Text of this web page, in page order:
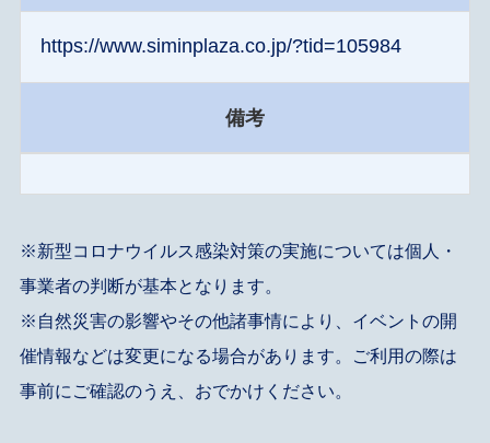
https://www.siminplaza.co.jp/?tid=105984
備考
※新型コロナウイルス感染対策の実施については個人・
事業者の判断が基本となります。
※自然災害の影響やその他諸事情により、イベントの開
催情報などは変更になる場合があります。ご利用の際は
事前にご確認のうえ、おでかけください。